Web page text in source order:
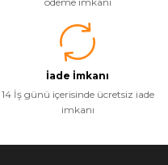
İade İmkanı
14 İş günü içerisinde ücretsiz iade
imkanı